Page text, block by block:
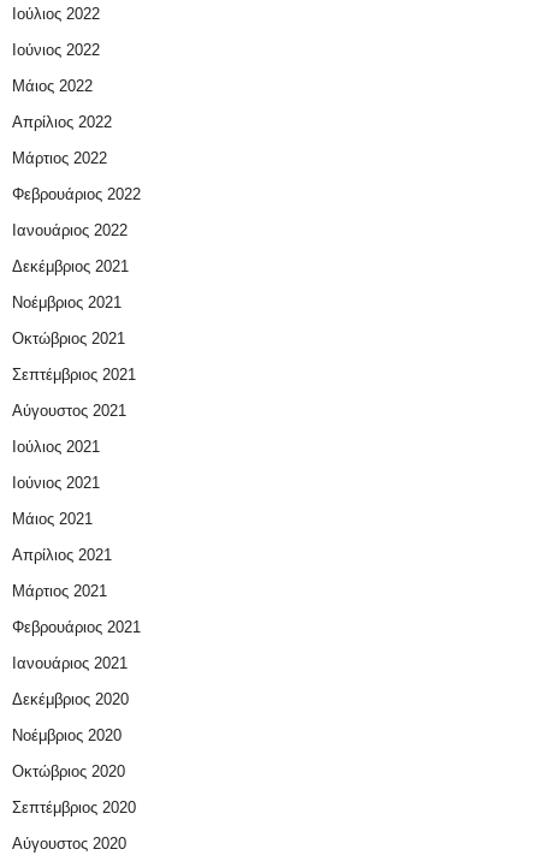
Ιούλιος 2022
Ιούνιος 2022
Μάιος 2022
Απρίλιος 2022
Μάρτιος 2022
Φεβρουάριος 2022
Ιανουάριος 2022
Δεκέμβριος 2021
Νοέμβριος 2021
Οκτώβριος 2021
Σεπτέμβριος 2021
Αύγουστος 2021
Ιούλιος 2021
Ιούνιος 2021
Μάιος 2021
Απρίλιος 2021
Μάρτιος 2021
Φεβρουάριος 2021
Ιανουάριος 2021
Δεκέμβριος 2020
Νοέμβριος 2020
Οκτώβριος 2020
Σεπτέμβριος 2020
Αύγουστος 2020